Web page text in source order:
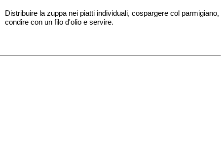
Distribuire la zuppa nei piatti individuali, cospargere col parmigiano,
condire con un filo d'olio e servire.